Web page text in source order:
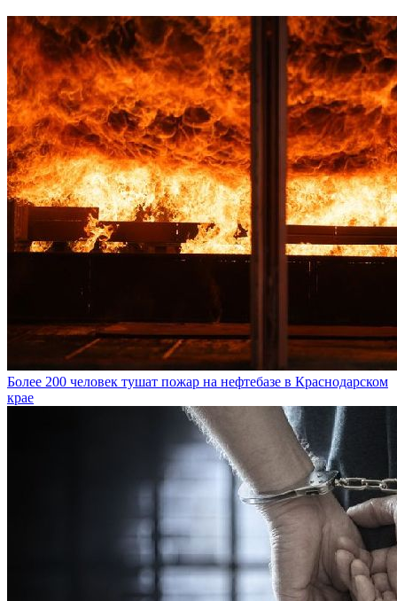
Более 200 человек тушат пожар на нефтебазе в Краснодарском
крае